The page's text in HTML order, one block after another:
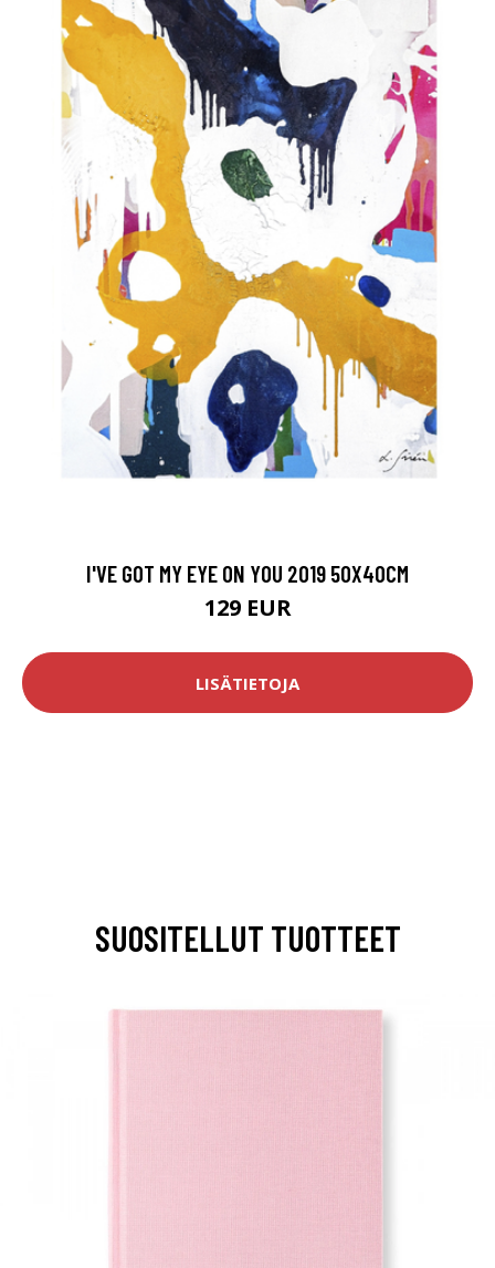
I'VE GOT MY EYE ON YOU 2019 50X40CM
129 EUR
LISÄTIETOJA
SUOSITELLUT TUOTTEET